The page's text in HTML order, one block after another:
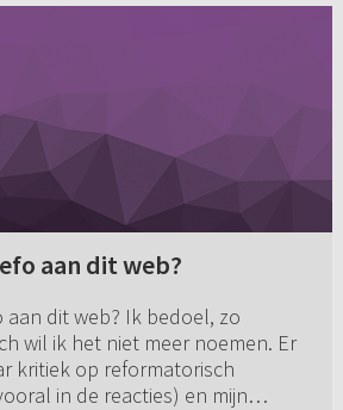
aan dit web?
aan dit web? Ik bedoel, zo
wil ik het niet meer noemen. Er
kritiek op reformatorisch
in de reacties) en mijn